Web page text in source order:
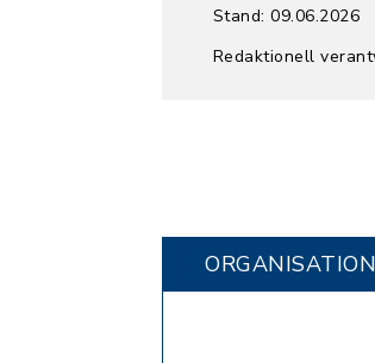
Stand: 09.06.2026
Redaktionell